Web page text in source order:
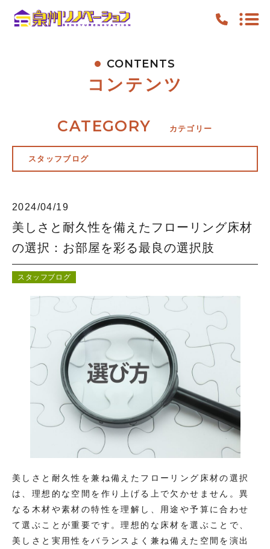
FEATURE
WORK
NEWS
CONTENTS
ACCESS
コンテンツ
CONTENTS
コンテンツ
2024/04/19
美しさと耐久性を備えたフローリング床材
の選択：お部屋を彩る最良の選択肢
スタッフブログ
美しさと耐久性を兼ね備えたフローリング床材の選択
は、理想的な空間を作り上げる上で欠かせません。異
なる木材や素材の特性を理解し、用途や予算に合わせ
て選ぶことが重要です。理想的な床材を選ぶことで、
美しさと実用性をバランスよく兼ね備えた空間を演出
CATEGORY カテゴリー
スタッフブログ